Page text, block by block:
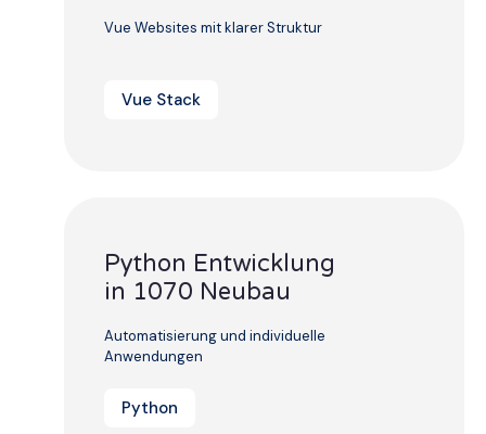
Vue Websites mit klarer Struktur
Vue Stack
Python Entwicklung
in 1070 Neubau
Automatisierung und individuelle
Anwendungen
Python